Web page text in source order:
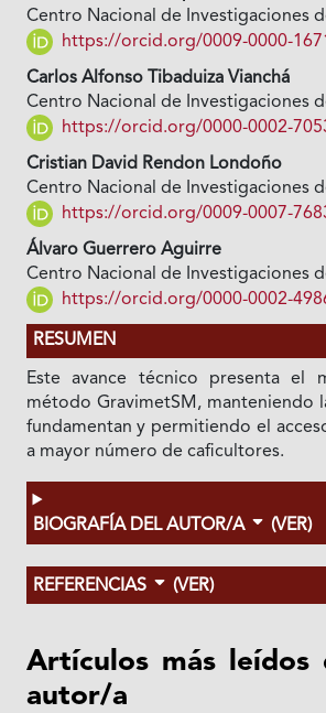
Centro Nacional de Investigaciones
https://orcid.org/0009-0000-
Carlos Alfonso Tibaduiza Vianchá
Centro Nacional de Investigaciones
https://orcid.org/0000-0002-
Cristian David Rendon Londoño
Centro Nacional de Investigaciones
https://orcid.org/0009-0007-
Álvaro Guerrero Aguirre
Centro Nacional de Investigaciones
https://orcid.org/0000-0002-
RESUMEN
Este avance técnico presenta el
método GravimetSM, manteniendo
fundamentan y permitiendo el
a mayor número de caficultores.
BIOGRAFÍA DEL AUTOR/A (VER)
REFERENCIAS (VER)
Artículos más leídos
autor/a